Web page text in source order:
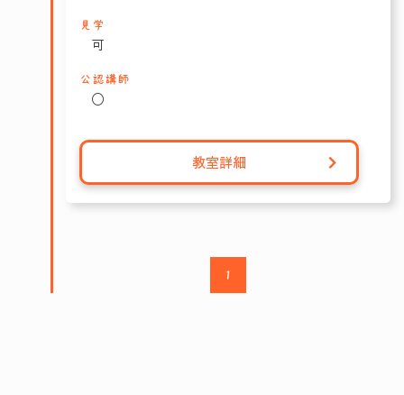
見学
可
公認講師
〇
教室詳細
1